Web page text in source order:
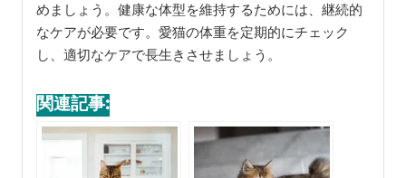
めましょう。健康な体型を維持するためには、継続的
なケアが必要です。愛猫の体重を定期的にチェック
し、適切なケアで長生きさせましょう。
関連記事: